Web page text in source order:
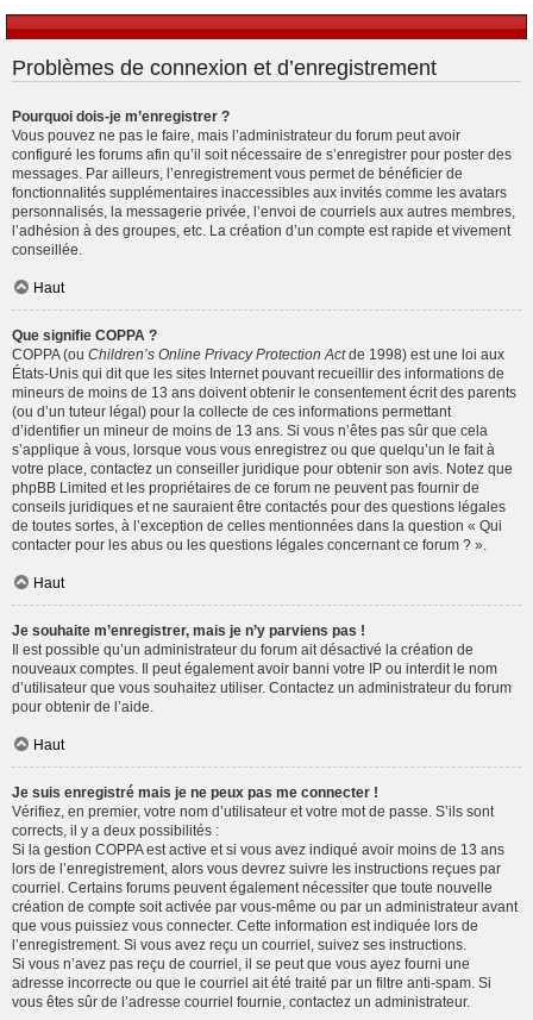
Problèmes de connexion et d’enregistrement
Pourquoi dois-je m’enregistrer ?
Vous pouvez ne pas le faire, mais l’administrateur du forum peut avoir
configuré les forums afin qu’il soit nécessaire de s’enregistrer pour poster des
messages. Par ailleurs, l’enregistrement vous permet de bénéficier de
fonctionnalités supplémentaires inaccessibles aux invités comme les avatars
personnalisés, la messagerie privée, l’envoi de courriels aux autres membres,
l’adhésion à des groupes, etc. La création d’un compte est rapide et vivement
conseillée.
Haut
Que signifie COPPA ?
COPPA (ou Children’s Online Privacy Protection Actde 1998) est une loi aux
États-Unis qui dit que les sites Internet pouvant recueillir des informations de
mineurs de moins de 13 ans doivent obtenir le consentement écrit des parents
(ou d’un tuteur légal) pour la collecte de ces informations permettant
d’identifier un mineur de moins de 13 ans. Si vous n’êtes pas sûr que cela
s’applique à vous, lorsque vous vous enregistrez ou que quelqu’un le fait à
votre place, contactez un conseiller juridique pour obtenir son avis. Notez que
phpBB Limited et les propriétaires de ce forum ne peuvent pas fournir de
conseils juridiques et ne sauraient être contactés pour des questions légales
de toutes sortes, à l’exception de celles mentionnées dans la question « Qui
contacter pour les abus ou les questions légales concernant ce forum ? ».
Haut
Je souhaite m’enregistrer, mais je n’y parviens pas !
Il est possible qu’un administrateur du forum ait désactivé la création de
nouveaux comptes. Il peut également avoir banni votre IP ou interdit le nom
d’utilisateur que vous souhaitez utiliser. Contactez un administrateur du forum
pour obtenir de l’aide.
Haut
Je suis enregistré mais je ne peux pas me connecter !
Vérifiez, en premier, votre nom d’utilisateur et votre mot de passe. S’ils sont
corrects, il y a deux possibilités :
Si la gestion COPPA est active et si vous avez indiqué avoir moins de 13 ans
lors de l’enregistrement, alors vous devrez suivre les instructions reçues par
courriel. Certains forums peuvent également nécessiter que toute nouvelle
création de compte soit activée par vous-même ou par un administrateur avant
que vous puissiez vous connecter. Cette information est indiquée lors de
l’enregistrement. Si vous avez reçu un courriel, suivez ses instructions.
Si vous n’avez pas reçu de courriel, il se peut que vous ayez fourni une
adresse incorrecte ou que le courriel ait été traité par un filtre anti-spam. Si
vous êtes sûr de l’adresse courriel fournie, contactez un administrateur.